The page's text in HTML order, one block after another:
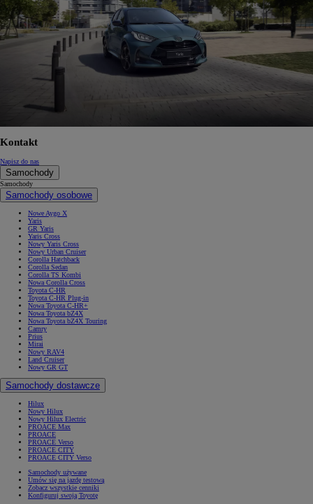
Kontakt
Napisz do nas
Samochody
Samochody
Samochody osobowe
Nowe Aygo X
Yaris
GR Yaris
Yaris Cross
Nowy Yaris Cross
Nowy Urban Cruiser
Corolla Hatchback
Corolla Sedan
Corolla TS Kombi
Nowa Corolla Cross
Toyota C-HR
Toyota C-HR Plug-in
Nowa Toyota C-HR+
Nowa Toyota bZ4X
Nowa Toyota bZ4X Touring
Camry
Prius
Mirai
Nowy RAV4
Land Cruiser
Nowy GR GT
Samochody dostawcze
Hilux
Nowy Hilux
Nowy Hilux Electric
PROACE Max
PROACE
PROACE Verso
PROACE CITY
PROACE CITY Verso
Samochody używane
Umów się na jazdę testową
Zobacz wszystkie cenniki
Konfiguruj swoją Toyotę